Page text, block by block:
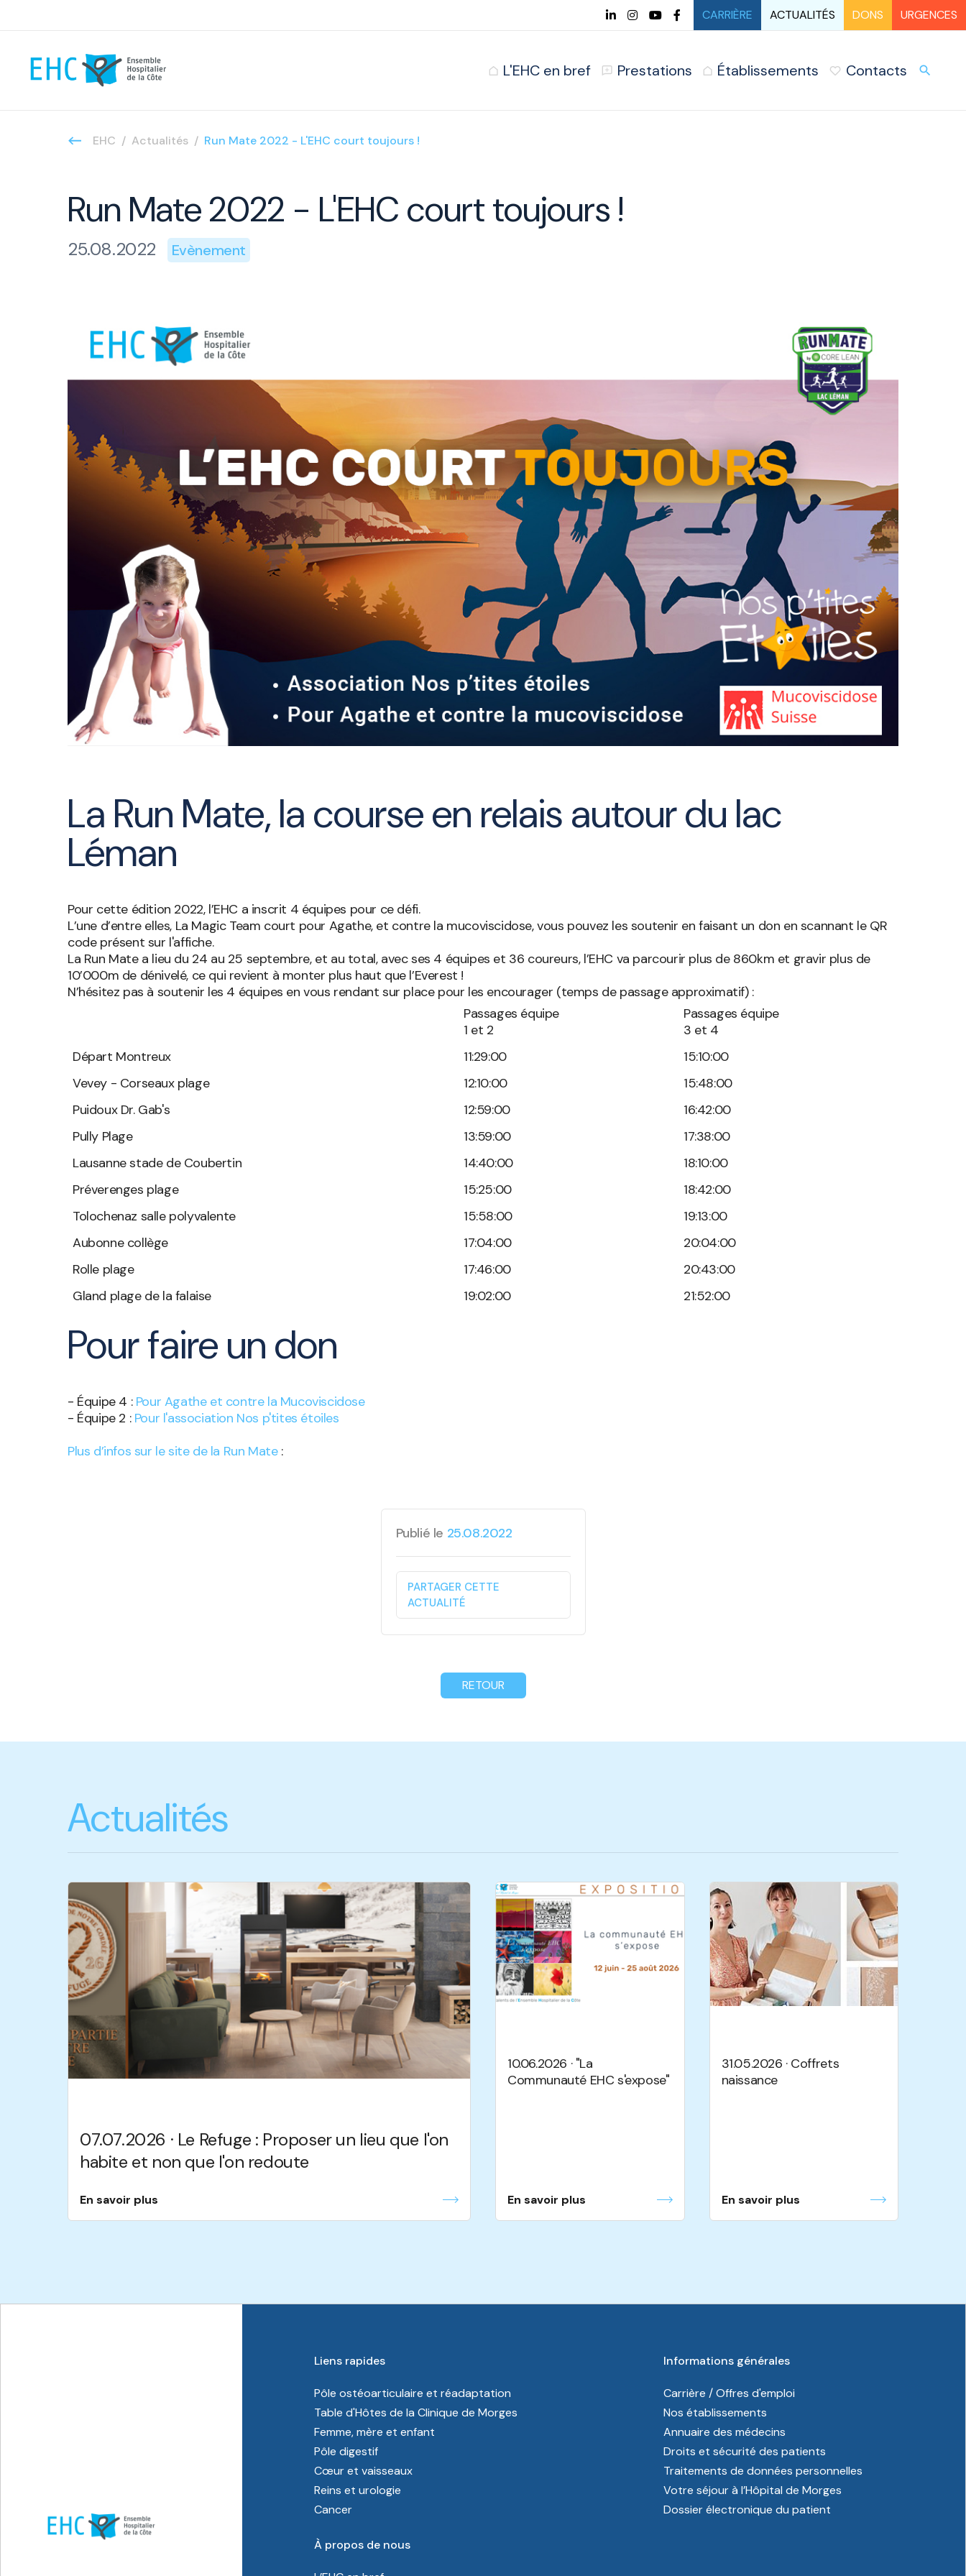
CARRIÈRE ACTUALITÉS DONS URGENCES
L'EHC en bref Prestations Établissements Contacts search
EHC Actualités Run Mate 2022 - L'EHC court toujours !
Run Mate 2022 - L'EHC court toujours !
25.08.2022 Evènement
La Run Mate, la course en relais autour du lac
Léman
Pour cette édition 2022, l’EHC a inscrit 4 équipes pour ce défi.
L’une d’entre elles, La Magic Team court pour Agathe, et contre la mucoviscidose, vous pouvez les soutenir en faisant un don en scannant le QR
code présent sur l'affiche.
La Run Mate a lieu du 24 au 25 septembre, et au total, avec ses 4 équipes et 36 coureurs, l’EHC va parcourir plus de 860km et gravir plus de
10’000m de dénivelé, ce qui revient à monter plus haut que l’Everest !
N’hésitez pas à soutenir les 4 équipes en vous rendant sur place pour les encourager (temps de passage approximatif) :
Passages équipe
1 et 2
Passages équipe
3 et 4
Départ Montreux
11:29:00
15:10:00
Vevey - Corseaux plage
12:10:00
15:48:00
Puidoux Dr. Gab's
12:59:00
16:42:00
Pully Plage
13:59:00
17:38:00
Lausanne stade de Coubertin
14:40:00
18:10:00
Préverenges plage
15:25:00
18:42:00
Tolochenaz salle polyvalente
15:58:00
19:13:00
Aubonne collège
17:04:00
20:04:00
Rolle plage
17:46:00
20:43:00
Gland plage de la falaise
19:02:00 21:52:00
Pour faire un don
- Équipe 4 : Pour Agathe et contre la Mucoviscidose
- Équipe 2 : Pour l'association Nos p'tites étoiles
Plus d’infos sur le site de la Run Mate:
Publié le 25.08.2022
PARTAGER CETTE
ACTUALITÉ
RETOUR
Actualités
07.07.2026 · Le Refuge : Proposer un lieu que l'on
habite et non que l'on redoute
En savoir plus
10.06.2026 · "La
Communauté EHC s'expose"
En savoir plus
31.05.2026 · Coffrets
naissance
En savoir plus
Liens rapides
Pôle ostéoarticulaire et réadaptation
Table d'Hôtes de la Clinique de Morges
Femme, mère et enfant
Pôle digestif
Cœur et vaisseaux
Reins et urologie
Cancer
Informations générales
Carrière / Offres d'emploi
Nos établissements
Annuaire des médecins
Droits et sécurité des patients
Traitements de données personnelles
Votre séjour à l’Hôpital de Morges
Dossier électronique du patient
À propos de nous